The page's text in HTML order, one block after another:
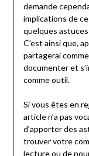
demande
implications de
quelques
C’est ainsi que,
partagerai
documenter et
comme outil.
Si vous êtes en
article n’a pas
d’apporter des
trouver votre
lecture ou de